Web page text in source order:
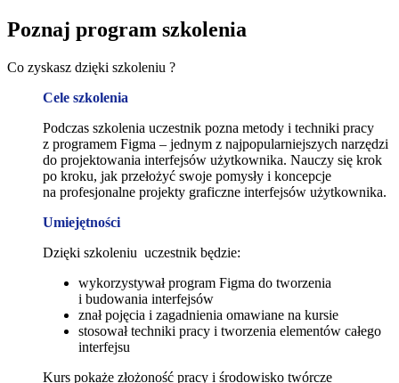
Poznaj program szkolenia
Co zyskasz dzięki szkoleniu ?
Cele szkolenia
Podczas szkolenia uczestnik pozna metody i techniki pracy
z programem Figma – jednym z najpopularniejszych narzędzi
do projektowania interfejsów użytkownika. Nauczy się krok
po kroku, jak przełożyć swoje pomysły i koncepcje
na profesjonalne projekty graficzne interfejsów użytkownika.
Umiejętności
Dzięki szkoleniu uczestnik będzie:
wykorzystywał program Figma do tworzenia
i budowania interfejsów
znał pojęcia i zagadnienia omawiane na kursie
stosował techniki pracy i tworzenia elementów całego
interfejsu
Kurs pokaże złożoność pracy i środowisko twórcze